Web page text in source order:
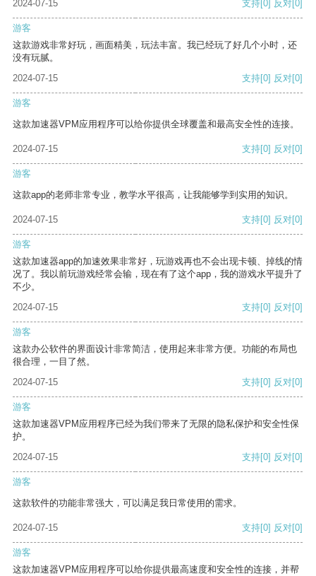
2024-07-15 支持 [0] 反对 [0]
游客
这款游戏非常好玩，画面精美，玩法丰富。我已经玩了好几个小时，还
没有玩腻。
2024-07-15
支持[0] 反对[0]
游客
这款加速器VPM应用程序可以给你提供全球覆盖和最高安全性的连接。
2024-07-15 支持[0] 反对[0]
游客
这款app的老师非常专业，教学水平很高，让我能够学到实用的知识。
2024-07-15 支持[0] 反对[0]
游客
这款加速器app的加速效果非常好，玩游戏再也不会出现卡顿、掉线的情
况了。我以前玩游戏经常会输，现在有了这个app，我的游戏水平提升了
不少。
2024-07-15
支持[0] 反对[0]
游客
这款办公软件的界面设计非常简洁，使用起来非常方便。功能的布局也
很合理，一目了然。
2024-07-15
支持[0] 反对[0]
游客
这款加速器VPM应用程序已经为我们带来了无限的隐私保护和安全性保
护。
2024-07-15
支持[0] 反对[0]
游客
这款软件的功能非常强大，可以满足我日常使用的需求。
2024-07-15 支持[0] 反对[0]
游客
这款加速器VPM应用程序可以给你提供最高速度和安全性的连接，并帮